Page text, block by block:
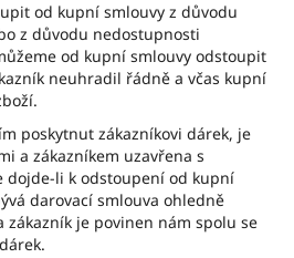
od kupní smlouvy z důvodu
z důvodu nedostupnosti
od kupní smlouvy odstoupit
neuhradil řádně a včas kupní
poskytnut zákazníkovi dárek, je
a zákazníkem uzavřena s
dojde-li k odstoupení od kupní
darovací smlouva ohledně
je povinen nám spolu se